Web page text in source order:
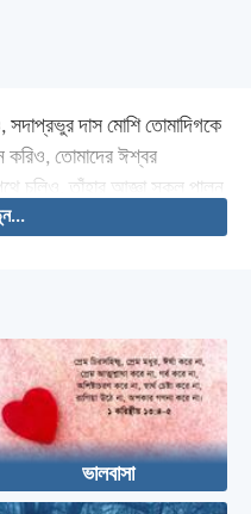
দাস মোশি তোমাদিগকে
করিও, তোমাদের ঈশ্বর
চলিও, তাঁহার আজ্ঞা সকল পালন
হৃদয় ও সমস্ত প্রাণের সহিত
ভালবাসা